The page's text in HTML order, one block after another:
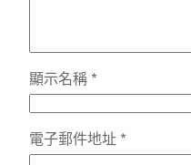
顯示名稱 *
電子郵件地址 *